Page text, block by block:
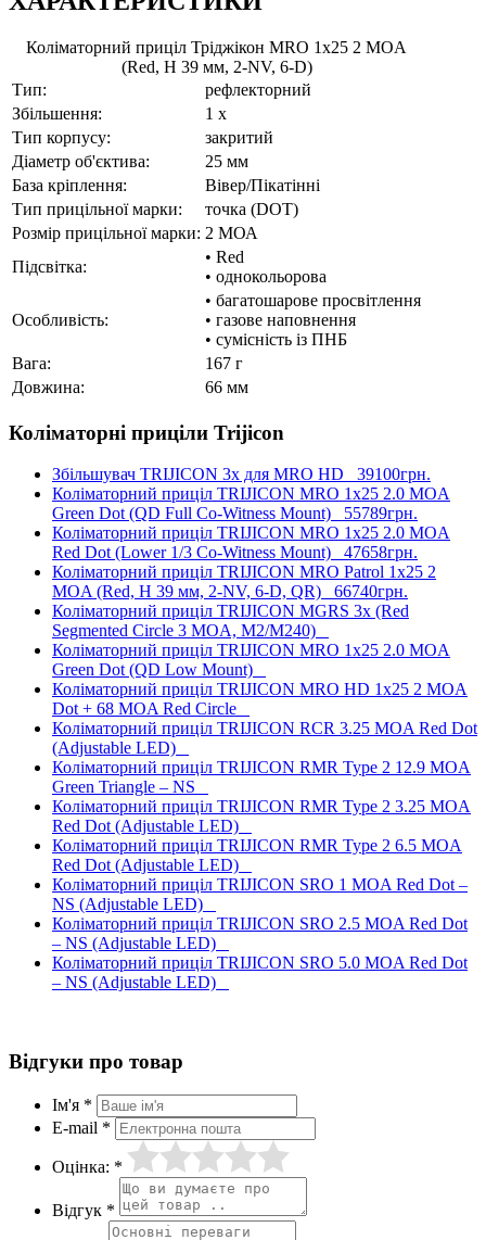
Коліматорний приціл Тріджікон MRO 1x25 2 MOA
(Red, H 39 мм, 2-NV, 6-D)
Тип:
рефлекторний
Збільшення:
1 x
Тип корпусу:
закритий
Діаметр об'єктива:
25 мм
База кріплення:
Вівер/Пікатінні
Тип прицільної марки:
точка (DOT)
Розмір прицільної марки: 2 МОА
Підсвітка:
• Red
• однокольорова
Особливість:
• багатошарове просвітлення
• газове наповнення
• сумісність із ПНБ
Вага:
167 г
Довжина:
66 мм
Коліматорні приціли Trijicon
Збільшувач TRIJICON 3x для MRO HD 39100грн.
Коліматорний приціл TRIJICON MRO 1x25 2.0 MOA
Green Dot (QD Full Co-Witness Mount) 55789грн.
Коліматорний приціл TRIJICON MRO 1x25 2.0 MOA
Red Dot (Lower 1/3 Co-Witness Mount) 47658грн.
Коліматорний приціл TRIJICON MRO Patrol 1x25 2
MOA (Red, H 39 мм, 2-NV, 6-D, QR) 66740грн.
Коліматорний приціл TRIJICON MGRS 3x (Red
Segmented Circle 3 MOA, M2/M240)
Коліматорний приціл TRIJICON MRO 1x25 2.0 MOA
Green Dot (QD Low Mount)
Коліматорний приціл TRIJICON MRO HD 1x25 2 MOA
Dot + 68 MOA Red Circle
Коліматорний приціл TRIJICON RCR 3.25 MOA Red Dot
(Adjustable LED)
Коліматорний приціл TRIJICON RMR Type 2 12.9 MOA
Green Triangle – NS
Коліматорний приціл TRIJICON RMR Type 2 3.25 MOA
Red Dot (Adjustable LED)
Коліматорний приціл TRIJICON RMR Type 2 6.5 MOA
Red Dot (Adjustable LED)
Коліматорний приціл TRIJICON SRO 1 MOA Red Dot –
NS (Adjustable LED)
Коліматорний приціл TRIJICON SRO 2.5 MOA Red Dot
– NS (Adjustable LED)
Коліматорний приціл TRIJICON SRO 5.0 MOA Red Dot
– NS (Adjustable LED)
Відгуки про товар
Ім'я *
E-mail *
Оцінка: *
Відгук *